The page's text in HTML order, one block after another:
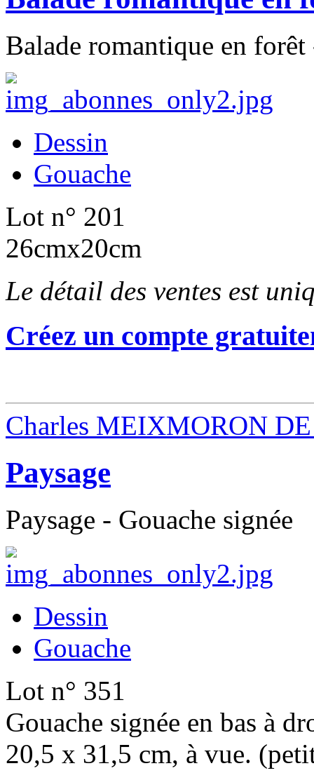
Balade romantique en
Dessin
Gouache
Lot n° 201
26cmx20cm
Le détail des ventes est
Créez un compte
Charles MEIXMORON
Paysage
Paysage - Gouache signée
Dessin
Gouache
Lot n° 351
Gouache signée en bas à
20,5 x 31,5 cm, à vue.